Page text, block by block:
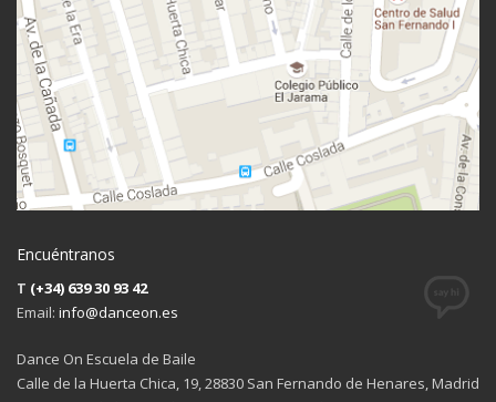
Encuéntranos
T (+34) 639 30 93 42
Email: info@danceon.es
Dance On Escuela de Baile
Calle de la Huerta Chica, 19, 28830 San Fernando de Henares, Madrid